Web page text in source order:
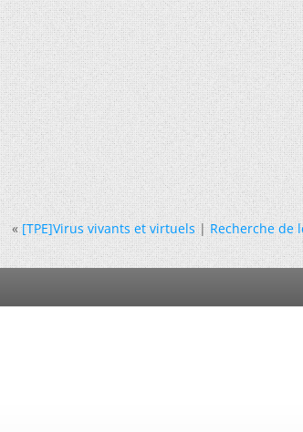
« [TPE]Virus vivants et virtuels|Recherche de